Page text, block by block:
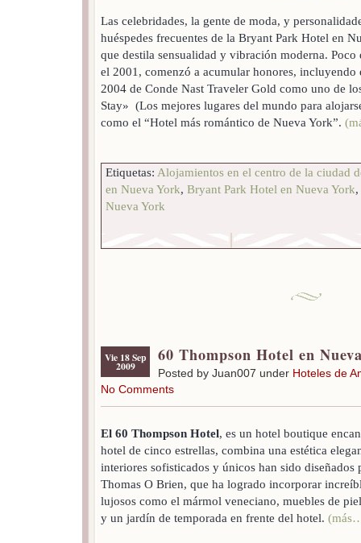
Las celebridades, la gente de moda, y
huéspedes frecuentes de la Bryant Park Hotel en
que destila sensualidad y vibración moderna. Poco
el 2001, comenzó a acumular honores, incluyendo
2004 de Conde Nast Traveler Gold como uno de
Stay» (Los mejores lugares del mundo para
como el “Hotel más romántico de Nueva York”.
Etiquetas: Alojamientos en el centro de la ciudad
en Nueva York, Bryant Park Hotel en Nueva York,
Nueva York
Vie 18 Sep
2009
60 Thompson Hotel en
Posted by Juan007 under Hoteles de
No Comments
El 60 Thompson Hotel, es un hotel boutique
hotel de cinco estrellas, combina una estética
interiores sofisticados y únicos han sido diseñados
Thomas O Brien, que ha logrado incorporar
lujosos como el mármol veneciano, muebles de
y un jardín de temporada en frente del hotel.